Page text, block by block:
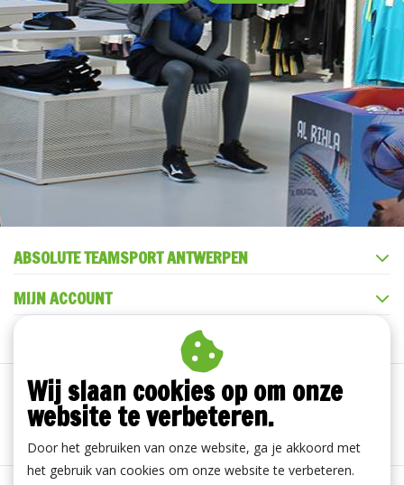
ABSOLUTE TEAMSPORT ANTWERPEN
MIJN ACCOUNT
Wij slaan cookies op om onze
website te verbeteren.
Door het gebruiken van onze website, ga je akkoord met
het gebruik van cookies om onze website te verbeteren.